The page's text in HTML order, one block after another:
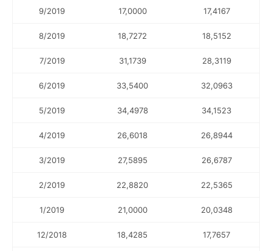
9/2019 17,0000 17,4167
8/2019 18,7272 18,5152
7/2019 31,1739 28,3119
6/2019 33,5400 32,0963
5/2019 34,4978 34,1523
4/2019 26,6018 26,8944
3/2019 27,5895 26,6787
2/2019 22,8820 22,5365
1/2019 21,0000 20,0348
12/2018 18,4285 17,7657